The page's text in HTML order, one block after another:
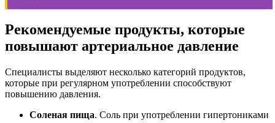
Рекомендуемые продукты, которые
повышают артериальное давление
Специалисты выделяют несколько категорий продуктов,
которые при регулярном употреблении способствуют
повышению давления.
Соленая пища. Соль при употреблении гипертониками